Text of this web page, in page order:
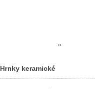
»
Hrnky keramické